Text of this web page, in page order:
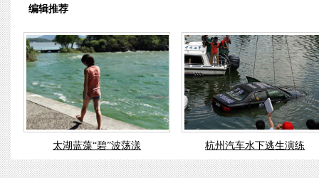
编辑推荐
太湖蓝藻“碧”波荡漾 杭州汽车水下逃生演练